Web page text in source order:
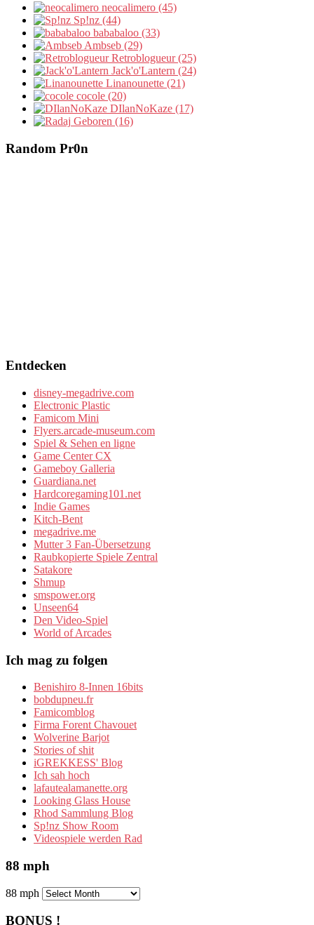
neocalimero (45)
Sp!nz (44)
bababaloo (33)
Ambseb (29)
Retroblogueur (25)
Jack'o'Lantern (24)
Linanounette (21)
cocole (20)
DIlanNoKaze (17)
Geboren (16)
Random Pr0n
Entdecken
disney-megadrive.com
Electronic Plastic
Famicom Mini
Flyers.arcade-museum.com
Spiel & Sehen en ligne
Game Center CX
Gameboy Galleria
Guardiana.net
Hardcoregaming101.net
Indie Games
Kitch-Bent
megadrive.me
Mutter 3 Fan-Übersetzung
Raubkopierte Spiele Zentral
Satakore
Shmup
smspower.org
Unseen64
Den Video-Spiel
World of Arcades
Ich mag zu folgen
Benishiro 8-Innen 16bits
bobdupneu.fr
Famicomblog
Firma Forent Chavouet
Wolverine Barjot
Stories of shit
iGREKKESS' Blog
Ich sah hoch
lafautealamanette.org
Looking Glass House
Rhod Sammlung Blog
Sp!nz Show Room
Videospiele werden Rad
88 mph
88 mph
BONUS !